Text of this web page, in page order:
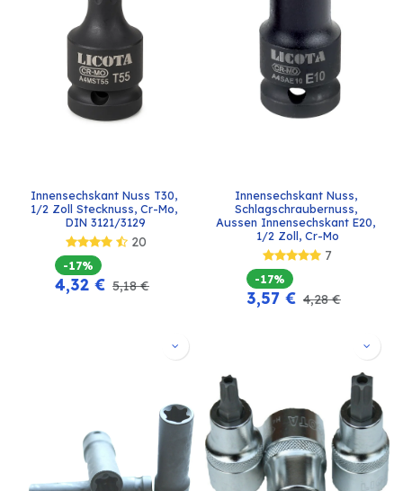
Innensechskant Nuss T30,
1/2 Zoll Stecknuss, Cr-Mo,
DIN 3121/3129
20
-17%
4,32 € 5,18€
Innensechskant Nuss,
Schlagschraubernuss,
Aussen Innensechskant E20,
1/2 Zoll, Cr-Mo
7
-17%
3,57 € 4,28€